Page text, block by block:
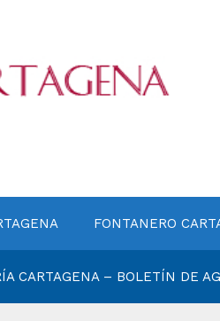
FONTANERO
CARTAGENA – BOLETÍN DE